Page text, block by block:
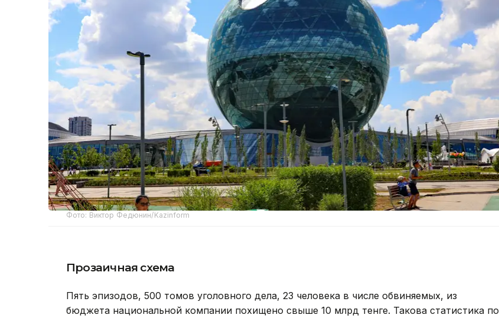
Фото: Виктор Федюнин/Kazinform
Прозаичная схема
Пять эпизодов, 500 томов уголовного дела, 23 человека в числе обвиняемых, из
бюджета национальной компании похищено свыше 10 млрд тенге. Такова статистика по